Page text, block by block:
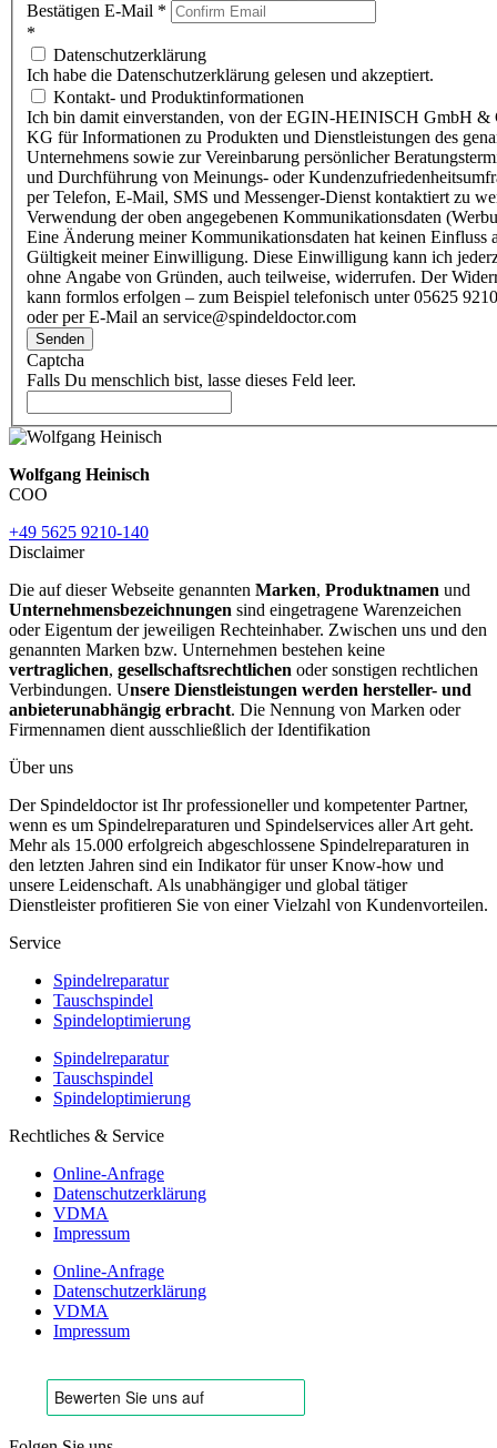
Bestätigen E-Mail *
*
Datenschutzerklärung
Ich habe die Datenschutzerklärung gelesen und akzeptiert.
Kontakt- und Produktinformationen
Ich bin damit einverstanden, von der EGIN-HEINISCH GmbH &
KG für Informationen zu Produkten und Dienstleistungen des
Unternehmens sowie zur Vereinbarung persönlicher
und Durchführung von Meinungs- oder
per Telefon, E-Mail, SMS und Messenger-Dienst kontaktiert zu
Verwendung der oben angegebenen Kommunikationsdaten
Eine Änderung meiner Kommunikationsdaten hat keinen Einfluss
Gültigkeit meiner Einwilligung. Diese Einwilligung kann ich
ohne Angabe von Gründen, auch teilweise, widerrufen. Der
kann formlos erfolgen – zum Beispiel telefonisch unter 05625
oder per E-Mail an service@spindeldoctor.com
Senden
Captcha
Falls Du menschlich bist, lasse dieses Feld leer.
Wolfgang Heinisch
COO
+49 5625 9210-140
Disclaimer
Die auf dieser Webseite genannten Marken, Produktnamen und
Unternehmensbezeichnungen sind eingetragene Warenzeichen
oder Eigentum der jeweiligen Rechteinhaber. Zwischen uns und den
genannten Marken bzw. Unternehmen bestehen keine
vertraglichen, gesellschaftsrechtlichen oder sonstigen rechtlichen
Verbindungen. Unsere Dienstleistungen werden hersteller- und
anbieterunabhängig erbracht. Die Nennung von Marken oder
Firmennamen dient ausschließlich der Identifikation
Über uns
Der Spindeldoctor ist Ihr professioneller und kompetenter Partner,
wenn es um Spindelreparaturen und Spindelservices aller Art geht.
Mehr als 15.000 erfolgreich abgeschlossene Spindelreparaturen in
den letzten Jahren sind ein Indikator für unser Know-how und
unsere Leidenschaft. Als unabhängiger und global tätiger
Dienstleister profitieren Sie von einer Vielzahl von Kundenvorteilen.
Service
Spindelreparatur
Tauschspindel
Spindeloptimierung
Spindelreparatur
Tauschspindel
Spindeloptimierung
Rechtliches & Service
Online-Anfrage
Datenschutzerklärung
VDMA
Impressum
Online-Anfrage
Datenschutzerklärung
VDMA
Impressum